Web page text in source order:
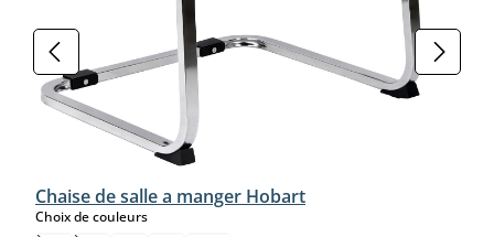
Chaise de salle a manger Hobart
Choix de couleursselect